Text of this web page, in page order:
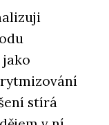
jako
stírá